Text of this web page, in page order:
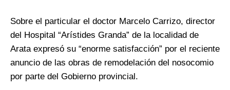
Sobre el particular el doctor Marcelo Carrizo, director
del Hospital “Arístides Granda” de la localidad de
Arata expresó su “enorme satisfacción” por el reciente
anuncio de las obras de remodelación del nosocomio
por parte del Gobierno provincial.